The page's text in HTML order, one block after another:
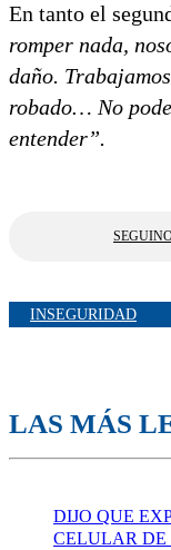
En tanto el
romper nada,
daño.
robado… No
entender”.
INSEGURIDAD
LAS MÁS
DIJO QUE
CELULAR DE